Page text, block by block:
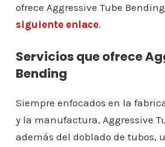
ofrece Aggressive Tube
siguiente enlace.
Servicios que ofrece
Bending
Siempre enfocados en la
y la manufactura, Aggressive
además del doblado de tubos,